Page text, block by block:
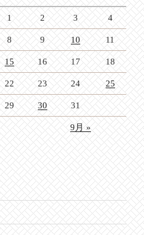
1 2 3 4
8 9 10 11
15 16 17 18
22 23 24 25
29 30 31
9月 »